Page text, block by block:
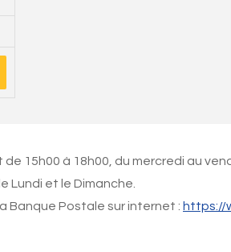
15h00 à 18h00, du mercredi au
Lundi et le Dimanche.
Banque Postale sur internet : https://